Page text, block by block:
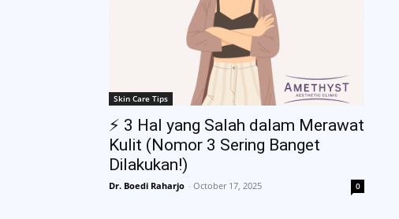
Skin Care Tips
⚡ 3 Hal yang Salah dalam Merawat
Kulit (Nomor 3 Sering Banget
Dilakukan!)
Dr. Boedi Raharjo - October 17, 2025 0